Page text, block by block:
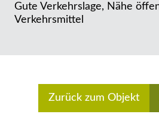
Gute Verkehrslage, Nähe
Verkehrsmittel
Zurück zum Objekt